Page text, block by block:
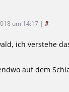
um 14:17 | #
ich verstehe
auf dem